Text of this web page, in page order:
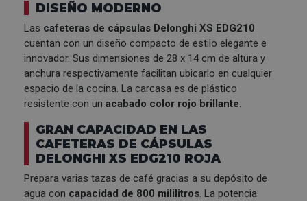
DISEÑO MODERNO
Las cafeteras de cápsulas Delonghi XS EDG210
cuentan con un diseño compacto de estilo elegante e
innovador. Sus dimensiones de 28 x 14 cm de altura y
anchura respectivamente facilitan ubicarlo en cualquier
espacio de la cocina. La carcasa es de plástico
resistente con un acabado color rojo brillante.
GRAN CAPACIDAD EN LAS
CAFETERAS DE CÁPSULAS
DELONGHI XS EDG210 ROJA
Prepara varias tazas de café gracias a su depósito de
agua con capacidad de 800 mililitros. La potencia